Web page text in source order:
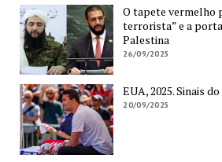
O tapete vermelho
terrorista” e a
Palestina
26/09/2025
EUA, 2025. Sinais
20/09/2025